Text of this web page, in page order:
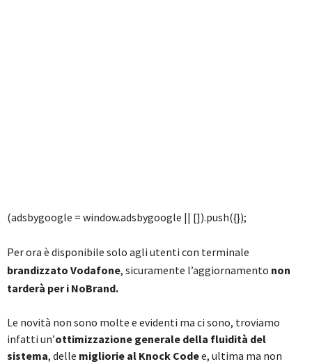
(adsbygoogle = window.adsbygoogle || []).push({});
Per ora è disponibile solo agli utenti con terminale
brandizzato Vodafone, sicuramente l’aggiornamento non
tarderà per i NoBrand.
Le novità non sono molte e evidenti ma ci sono, troviamo
infatti un’ottimizzazione generale della fluidità del
sistema, delle migliorie al Knock Codee, ultima ma non